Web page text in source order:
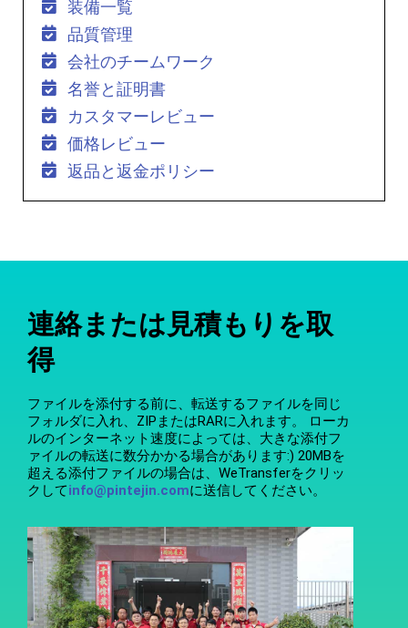
装備一覧
品質管理
会社のチームワーク
名誉と証明書
カスタマーレビュー
価格レビュー
返品と返金ポリシー
連絡または見積もりを取
得
ファイルを添付する前に、転送するファイルを同じ
フォルダに入れ、ZIPまたはRARに入れます。 ローカ
ルのインターネット速度によっては、大きな添付フ
ァイルの転送に数分かかる場合があります:) 20MBを
超える添付ファイルの場合は、WeTransferをクリッ
クしてinfo@pintejin.comに送信してください。